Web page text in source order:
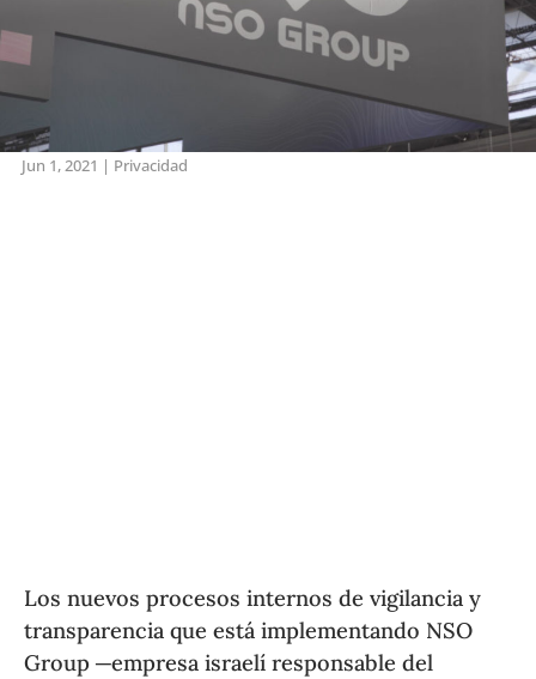
Jun 1, 2021 | Privacidad
Los nuevos procesos internos de vigilancia y
transparencia que está implementando NSO
Group ─empresa israelí responsable del